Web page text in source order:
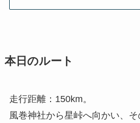
本日のルート
走行距離：150km。
風巻神社から星峠へ向かい、そ